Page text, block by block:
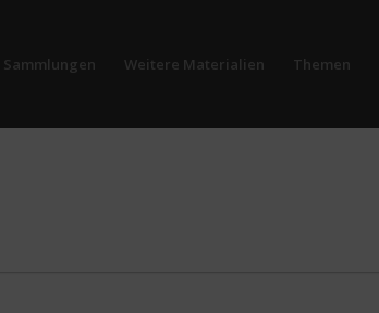
Sammlungen Weitere Materialien Themen